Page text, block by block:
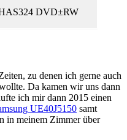
DVD±RW
zu denen ich gerne auch
Da kamen wir uns dann
ich mir dann 2015 einen
UE40J5150 samt
in meinem Zimmer über